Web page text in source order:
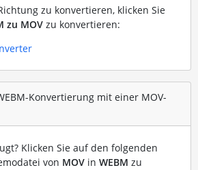
zu konvertieren, klicken Sie
zu MOVzu konvertieren:
Konvertierung mit einer MOV-
Klicken Sie auf den folgenden
von MOVin WEBM zu